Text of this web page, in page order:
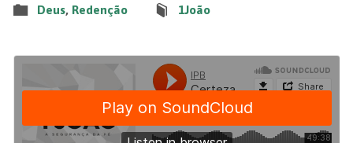
Deus, Redenção 1João